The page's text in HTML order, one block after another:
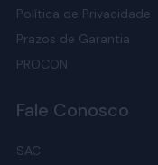
Política de Privacidade
Prazos de Garantia
PROCON
Fale Conosco
SAC